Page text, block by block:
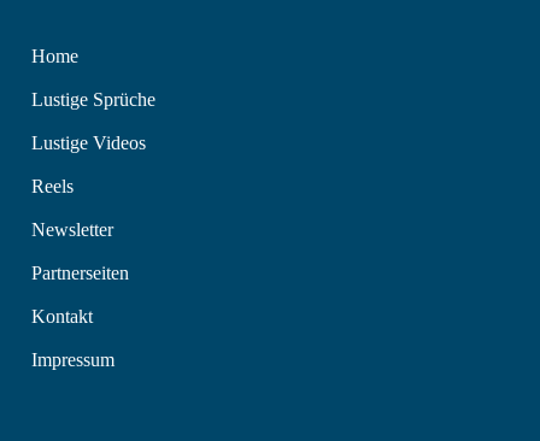
Home
Lustige Sprüche
Lustige Videos
Reels
Newsletter
Partnerseiten
Kontakt
Impressum